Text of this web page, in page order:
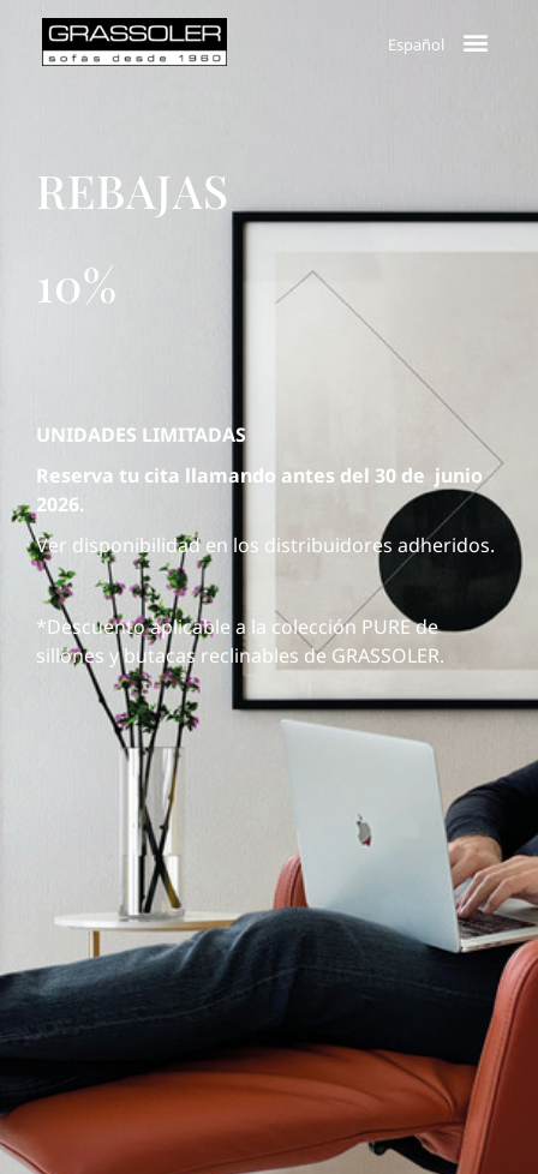
Español
REBAJAS
10%
UNIDADES LIMITADAS
Reserva tu cita llamando antes del 30 de junio
2026.
Ver disponibilidad en los distribuidores adheridos.
*Descuento aplicable a la colección PURE de
sillones y butacas reclinables de GRASSOLER.